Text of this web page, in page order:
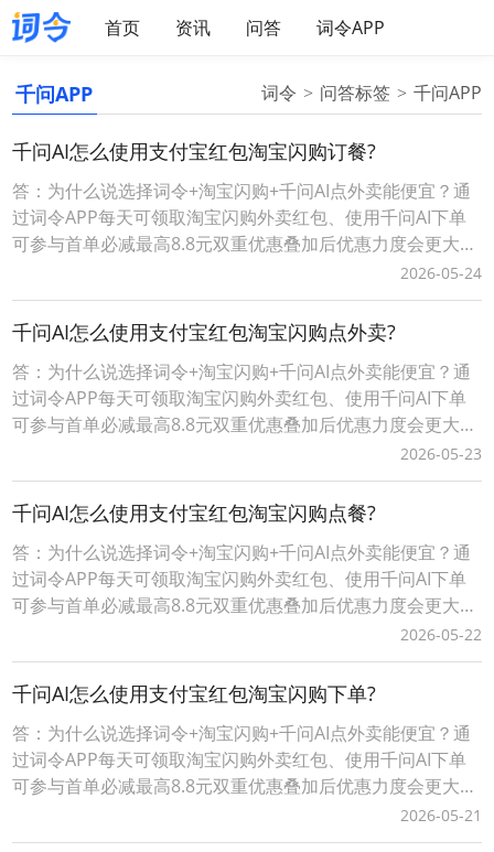
首页 资讯 问答 词令APP
千问APP 词令 问答标签 千问APP
千问AI怎么使用支付宝红包淘宝闪购订餐?
答：为什么说选择词令+淘宝闪购+千问AI点外卖能便宜？通
过词令APP每天可领取淘宝闪购外卖红包、使用千问AI下单
可参与首单必减最高8.8元双重优惠叠加后优惠力度会更大点
外卖更便宜。词令+淘宝闪购+千问AI点外卖省钱攻略详情，
请查看下面详细介绍。词令APP如何天天免费领淘宝闪购外
卖红包？1、每天点外卖前，打开词令APP，输入口令“ 8080
”；*注：词令APP领
2026-05-24
千问AI怎么使用支付宝红包淘宝闪购点外卖?
答：为什么说选择词令+淘宝闪购+千问AI点外卖能便宜？通
过词令APP每天可领取淘宝闪购外卖红包、使用千问AI下单
可参与首单必减最高8.8元双重优惠叠加后优惠力度会更大点
外卖更便宜。词令+淘宝闪购+千问AI点外卖省钱攻略详情，
请查看下面详细介绍。词令APP如何天天免费领淘宝闪购外
卖红包？1、每天点外卖前，打开词令APP，输入口令“ 8080
”；*注：词令APP领
2026-05-23
千问AI怎么使用支付宝红包淘宝闪购点餐?
答：为什么说选择词令+淘宝闪购+千问AI点外卖能便宜？通
过词令APP每天可领取淘宝闪购外卖红包、使用千问AI下单
可参与首单必减最高8.8元双重优惠叠加后优惠力度会更大点
外卖更便宜。词令+淘宝闪购+千问AI点外卖省钱攻略详情，
请查看下面详细介绍。词令APP如何天天免费领淘宝闪购外
卖红包？1、每天点外卖前，打开词令APP，输入口令“ 8080
”；*注：词令APP领
2026-05-22
千问AI怎么使用支付宝红包淘宝闪购下单?
答：为什么说选择词令+淘宝闪购+千问AI点外卖能便宜？通
过词令APP每天可领取淘宝闪购外卖红包、使用千问AI下单
可参与首单必减最高8.8元双重优惠叠加后优惠力度会更大点
外卖更便宜。词令+淘宝闪购+千问AI点外卖省钱攻略详情，
请查看下面详细介绍。词令APP如何天天免费领淘宝闪购外
2026-05-21